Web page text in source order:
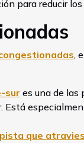
para reducir
,
sur es una de las
Está
que